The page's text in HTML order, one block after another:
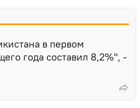
в первом
года составил 8,2%", -